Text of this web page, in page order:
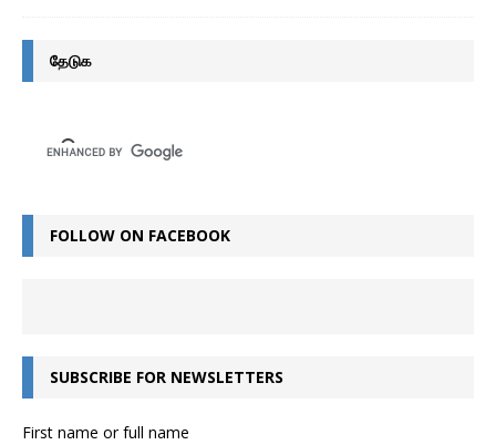
தேடுக
FOLLOW ON FACEBOOK
SUBSCRIBE FOR NEWSLETTERS
First name or full name